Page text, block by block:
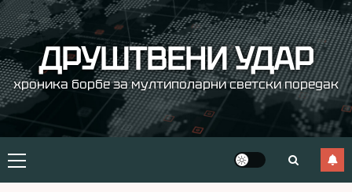
Skip
to
content ДРУШТВЕНИ УДАР
хроника борбе за мултиполарни светски поредак
Primary
Menu